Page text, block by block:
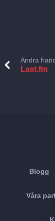
Andra
Last.fm
Blogg
Våra